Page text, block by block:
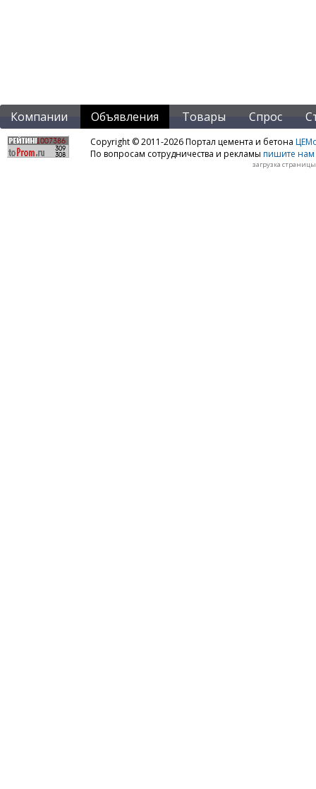
Компании Объявления Товары Спрос
Copyright © 2011-2026 Портал цемента и бетона
По вопросам сотрудничества и рекламы пишите нам
загрузка